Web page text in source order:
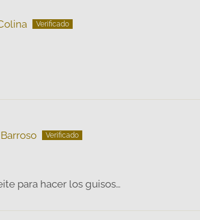
para hacer los guisos…